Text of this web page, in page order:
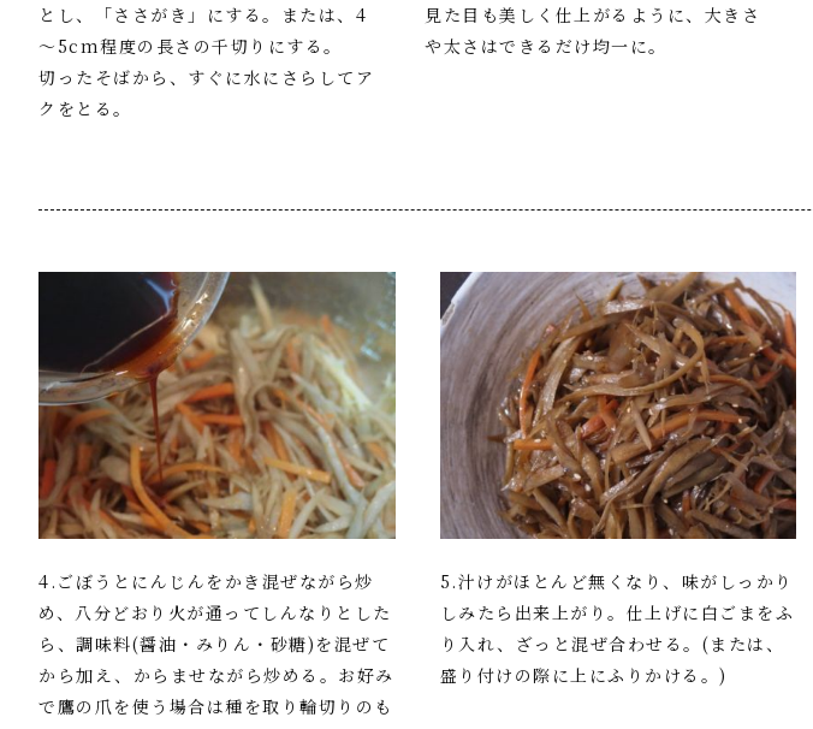
とし、「ささがき」にする。または、4
～5cm程度の長さの千切りにする。
切ったそばから、すぐに水にさらしてア
クをとる。
見た目も美しく仕上がるように、大きさ
や太さはできるだけ均一に。
4.ごぼうとにんじんをかき混ぜながら炒
め、八分どおり火が通ってしんなりとした
ら、調味料(醤油・みりん・砂糖)を混ぜて
から加え、からませながら炒める。お好み
で鷹の爪を使う場合は種を取り輪切りのも
5.汁けがほとんど無くなり、味がしっかり
しみたら出来上がり。仕上げに白ごまをふ
り入れ、ざっと混ぜ合わせる。(または、
盛り付けの際に上にふりかける。)